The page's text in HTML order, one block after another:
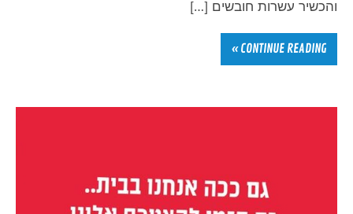
והכשיר עשרות חובשים […]
CONTINUE READING »